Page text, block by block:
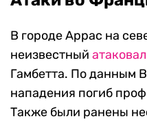
В городе Аррас на
неизвестный атаковал
Гамбетта. По данным
нападения погиб
Также были ранены